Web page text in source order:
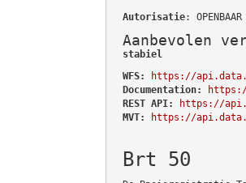
Autorisatie: OPENBAAR
Aanbevolen
stabiel
WFS:
https://
Documentation:
REST API:
https://
MVT:
https://
Brt 50